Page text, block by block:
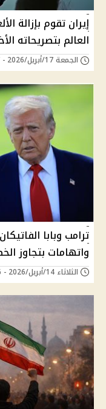
إيران تقوم بإزالة
العالم بتصريحاته
الجمعة 17/أبريل/2026 - 07:07 م
ترامب وبابا
واتهامات بتجاوز
الثلاثاء 14/أبريل/2026 - 02:36 م